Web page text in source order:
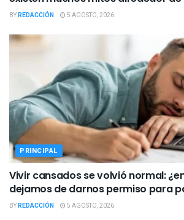
BYREDACCIÓN 5 AGOSTO, 2026
PRINCIPAL
Vivir cansados se volvió normal:
dejamos de darnos permiso para
BYREDACCIÓN 5 AGOSTO, 2026